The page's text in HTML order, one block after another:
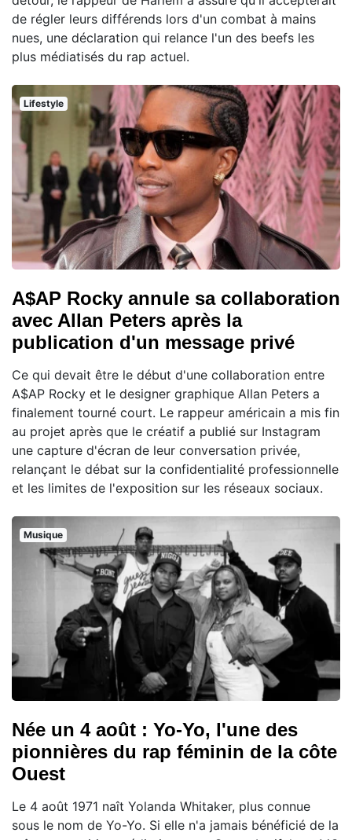
de régler leurs différends lors d'un combat à mains
nues, une déclaration qui relance l'un des beefs les
plus médiatisés du rap actuel.
Lifestyle
A$AP Rocky annule sa collaboration
avec Allan Peters après la
publication d'un message privé
Ce qui devait être le début d'une collaboration entre
A$AP Rocky et le designer graphique Allan Peters a
finalement tourné court. Le rappeur américain a mis fin
au projet après que le créatif a publié sur Instagram
une capture d'écran de leur conversation privée,
relançant le débat sur la confidentialité professionnelle
et les limites de l'exposition sur les réseaux sociaux.
Musique
Née un 4 août : Yo-Yo, l'une des
pionnières du rap féminin de la côte
Ouest
Le 4 août 1971 naît Yolanda Whitaker, plus connue
sous le nom de Yo-Yo. Si elle n'a jamais bénéficié de la